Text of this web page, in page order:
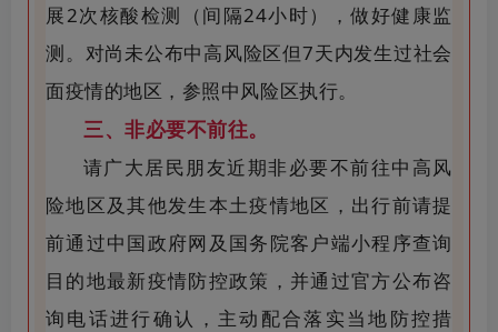
展2次核酸检测（间隔24小时），做好健康监
测。对尚未公布中高风险区但7天内发生过社会
面疫情的地区，参照中风险区执行。
三、非必要不前往。
请广大居民朋友近期非必要不前往中高风
险地区及其他发生本土疫情地区，出行前请提
前通过中国政府网及国务院客户端小程序查询
目的地最新疫情防控政策，并通过官方公布咨
询电话进行确认，主动配合落实当地防控措